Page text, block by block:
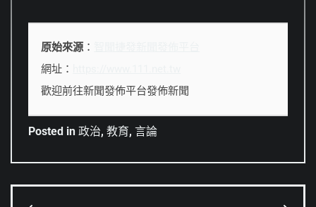
原始來源 ：
網址：
歡迎前往新聞發佈平台發佈新聞
Posted in 政治, 教育, 言論